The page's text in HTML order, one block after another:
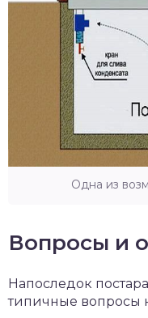
Одна из
Вопросы и
Напоследок
типичные вопросы